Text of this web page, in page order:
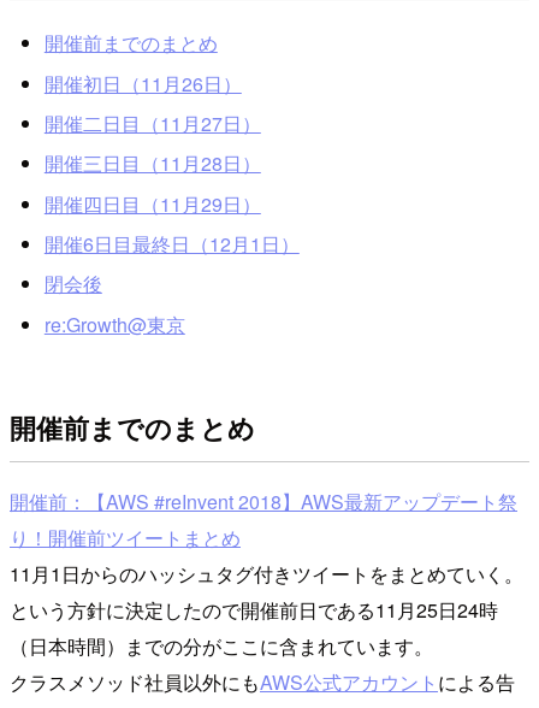
開催前までのまとめ
開催初日（11月26日）
開催二日目（11月27日）
開催三日目（11月28日）
開催四日目（11月29日）
開催6日目最終日（12月1日）
閉会後
re:Growth@東京
開催前までのまとめ
開催前：【AWS #reInvent 2018】AWS最新アップデート祭
り！開催前ツイートまとめ
11月1日からのハッシュタグ付きツイートをまとめていく。
という方針に決定したので開催前日である11月25日24時
（日本時間）までの分がここに含まれています。
クラスメソッド社員以外にもAWS公式アカウント による告